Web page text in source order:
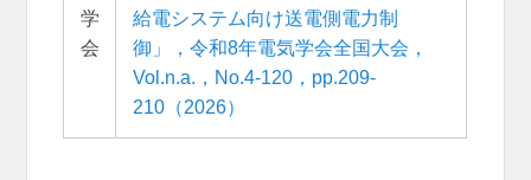
学
会
給電システム向け送電側電力制
御」，令和8年電気学会全国大会，
Vol.n.a.，No.4-120，pp.209-
210（2026）